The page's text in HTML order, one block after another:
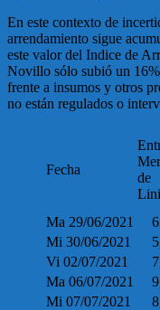
En este contexto de
arrendamiento sigue
este valor del Indice de
Novillo sólo subió un
frente a insumos y otros
no están regulados o
Fecha
de
Ma 29/06/2021
Mi 30/06/2021
Vi 02/07/2021
Ma 06/07/2021
Mi 07/07/2021